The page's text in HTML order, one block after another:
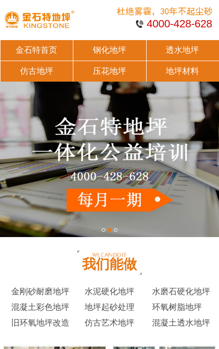
4000-428-628
金石特首页 钢化地坪 透水地坪
仿古地坪 压花地坪 地坪材料
我们能做
金刚砂耐磨地坪 水泥硬化地坪
水磨石硬化地坪
混凝土彩色地坪
地坪起砂处理
环氧树脂地坪
旧环氧地坪改造
仿古艺术地坪 混凝土透水地坪